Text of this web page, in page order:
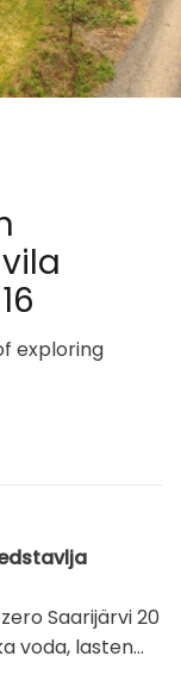
exploring
Saarijärvi 20
voda, lasten